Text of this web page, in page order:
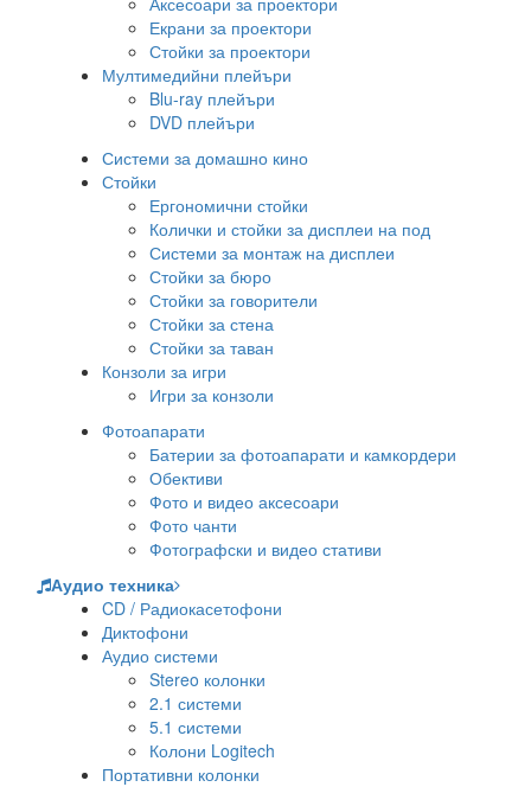
Екрани за проектори
Стойки за проектори
Мултимедийни плейъри
Blu-ray плейъри
DVD плейъри
Системи за домашно кино
Стойки
Ергономични стойки
Колички и стойки за дисплеи на под
Системи за монтаж на дисплеи
Стойки за бюро
Стойки за говорители
Стойки за стена
Стойки за таван
Конзоли за игри
Игри за конзоли
Фотоапарати
Батерии за фотоапарати и камкордери
Обективи
Фото и видео аксесоари
Фото чанти
Фотографски и видео стативи
Аудио техника
CD / Радиокасетофони
Диктофони
Аудио системи
Stereo колонки
2.1 системи
5.1 системи
Колони Logitech
Портативни колонки